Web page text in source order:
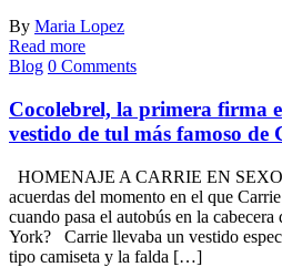
By Maria Lopez
Read more
Blog 0 Comments
Cocolebrel, la primera firma
vestido de tul más famoso de
HOMENAJE A CARRIE EN
acuerdas del momento en el que
cuando pasa el autobús en la
York? Carrie llevaba un vestido
tipo camiseta y la falda […]